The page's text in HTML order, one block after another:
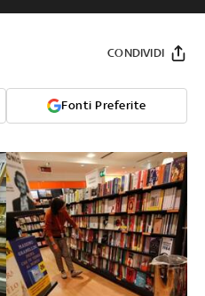
Fonti Preferite
CONDIVIDI